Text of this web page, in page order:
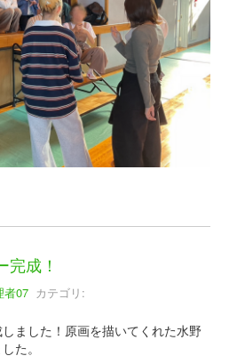
成！
者07 カテゴリ:
ました！原画を描いてくれた水野
た。